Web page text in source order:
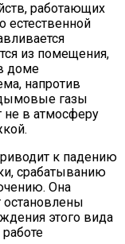
работающих
из помещения,
доме
напротив
газы
не в атмосферу
к падению
срабатыванию
Она
остановлены
этого вида